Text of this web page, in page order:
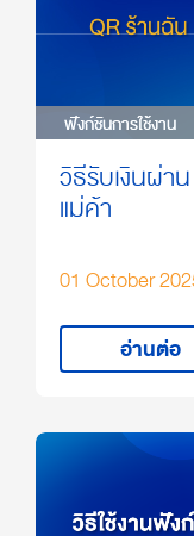
ฟังก์ชันการใช้งาน
ฟังก์ชันการใช้งาน
วิธีรับเงินผ่า
แม่ค้า
01 October
อ่านต่อ